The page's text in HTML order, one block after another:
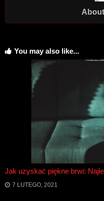
About
You may also like...
Jak uzyskać piękne brwi:
7 LUTEGO, 2021